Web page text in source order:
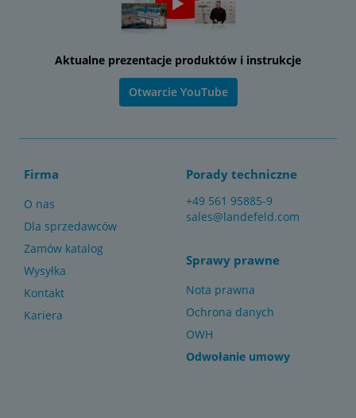
Aktualne prezentacje produktów i instrukcje
Otwarcie YouTube
Firma
O nas
Dla sprzedawców
Zamów katalog
Wysyłka
Kontakt
Kariera
Porady techniczne
+49 561 95885-9
sales@landefeld.com
Sprawy prawne
Nota prawna
Ochrona danych
OWH
Odwołanie umowy